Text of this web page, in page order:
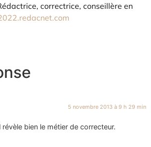
correctrice, conseillère en
5 novembre 2013 à 9 h 29 min
révèle bien le métier de correcteur.